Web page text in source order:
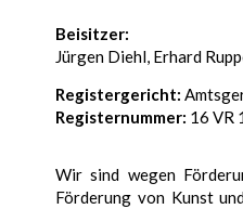
Beisitzer:
Jürgen Diehl, Erhard
Registergericht:
Registernummer: 16 VR
Wir sind wegen
Förderung von Kunst